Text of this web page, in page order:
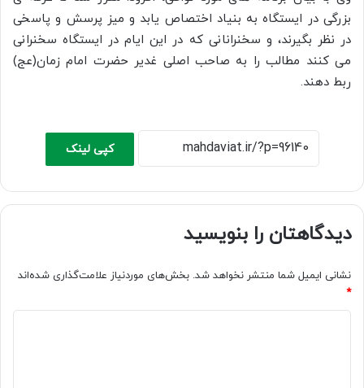
بزرگی در ایستگاه به بنیاد اختصاص یابد و میز پرسش و پاسخی
در نظر بگیرند، و سخنرانانی که در این ایام در ایستگاه سخنرانی
می کنند مطالب را به صاحب اصلی غدیر حضرت امام زمان(عج)
ربط دهند.
کپی لینک
دیدگاهتان را بنویسید
نشانی ایمیل شما منتشر نخواهد شد. بخش‌های موردنیاز علامت‌گذاری شده‌اند
*